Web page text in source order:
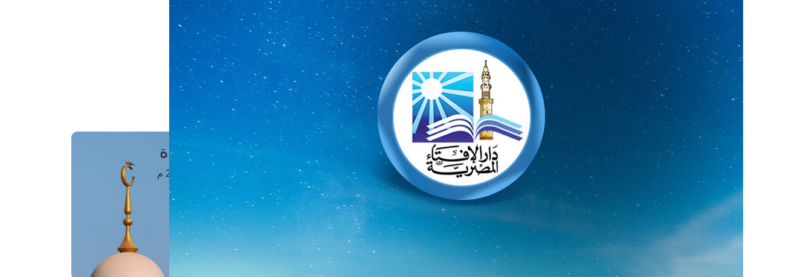
استعلام عن فتوى
حجز موعد
الفتوى الهاتفية
مَواقِيتُ الصَّـــلاة
القاهرة · 07 أغسطس 2026 م
الفجر
4 :41
الشروق